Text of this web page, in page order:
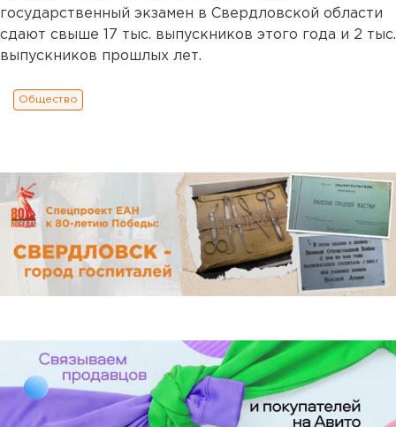
государственный экзамен в Свердловской области
сдают свыше 17 тыс. выпускников этого года и 2 тыс.
выпускников прошлых лет.
Общество